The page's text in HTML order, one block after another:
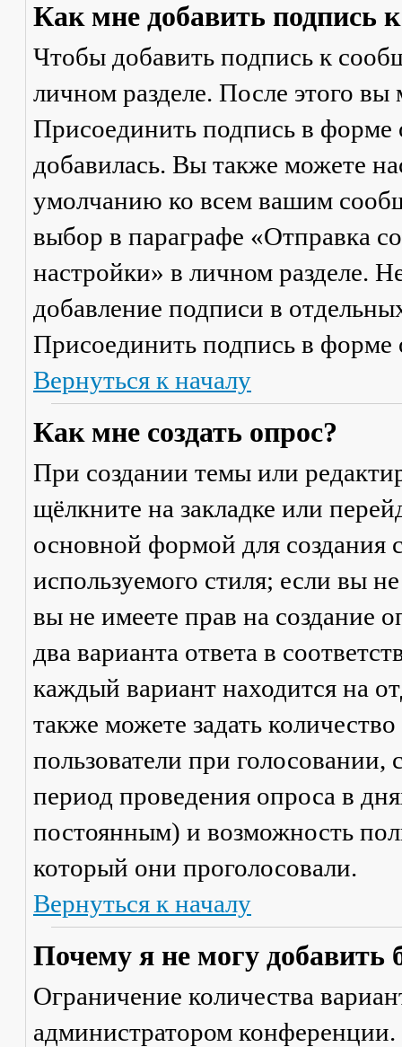
Как мне добавить подпись
Чтобы добавить подпись к
личном разделе. После этого
Присоединить подпись в форме
добавилась. Вы также можете
умолчанию ко всем вашим
выбор в параграфе «Отправка
настройки» в личном разделе.
добавление подписи в
Присоединить подпись в форме
Вернуться к началу
Как мне создать опрос?
При создании темы или
щёлкните на закладке или
основной формой для создания
используемого стиля; если вы
вы не имеете прав на создание
два варианта ответа в
каждый вариант находится на
также можете задать
пользователи при
период проведения опроса в
постоянным) и возможность
который они проголосовали.
Вернуться к началу
Почему я не могу добавить
Ограничение количества
администратором